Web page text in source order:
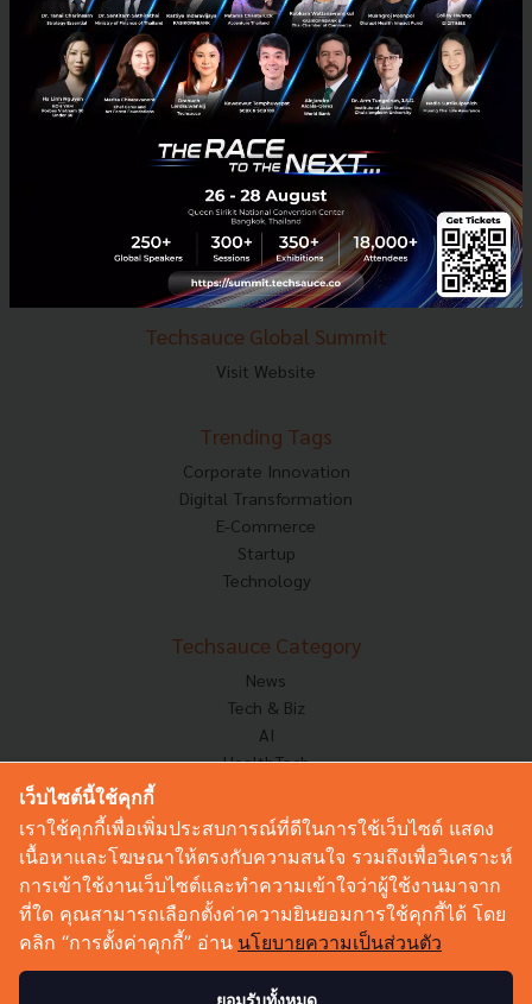
Tel : 02-001-5375
Mobile : 06-4658-9500
Techsauce Media
About Techsauce
Techsauce Services
Privacy Policy
ส่งบทความ
Techsauce Global Summit
Visit Website
Trending Tags
Corporate Innovation
Digital Transformation
E-Commerce
Startup
Technology
Techsauce Category
News
Tech & Biz
AI
HealthTech
Corp Innov
Saucy Thoughts
Sustainable
Videos
Podcast
เว็บไซต์นี้ใช้คุกกี้
เราใช้คุกกี้เพื่อเพิ่มประสบการณ์ที่ดีในการใช้เว็บไซต์ แสดง
เนื้อหาและโฆษณาให้ตรงกับความสนใจ รวมถึงเพื่อวิเคราะห์
การเข้าใช้งานเว็บไซต์และทำความเข้าใจว่าผู้ใช้งานมาจาก
ที่ใด คุณสามารถเลือกตั้งค่าความยินยอมการใช้คุกกี้ได้ โดย
คลิก “การตั้งค่าคุกกี้” อ่าน นโยบายความเป็นส่วนตัว
ยอมรับทั้งหมด